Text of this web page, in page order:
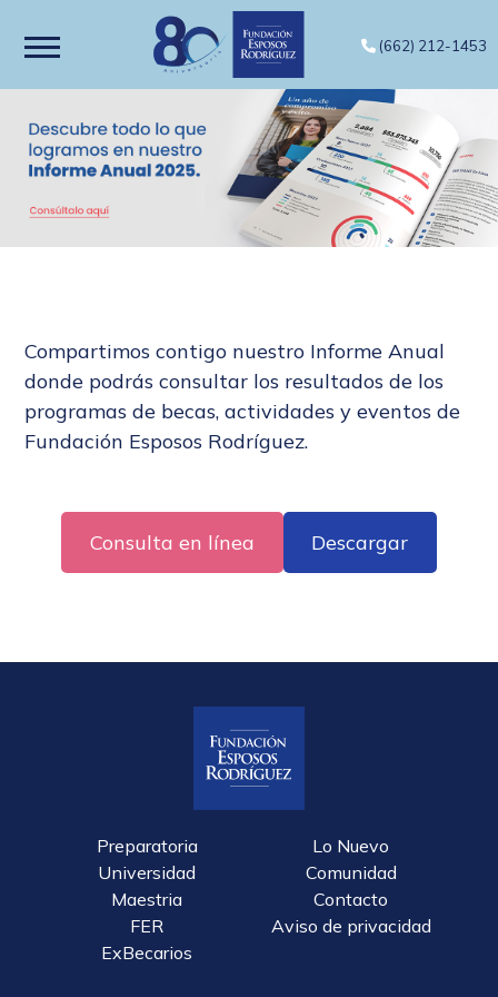
(662) 212-1453
Compartimos contigo nuestro Informe Anual
donde podrás consultar los resultados de los
programas de becas, actividades y eventos de
Fundación Esposos Rodríguez.
Consulta en línea Descargar
Preparatoria
Universidad
Maestria
FER
ExBecarios
Lo Nuevo
Comunidad
Contacto
Aviso de privacidad